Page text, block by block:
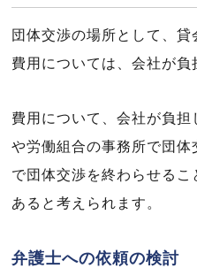
団体交渉の場所として、
費用については、会社が負
費用について、会社が負
や労働組合の事務所で団
で団体交渉を終わらせるこ
あると考えられます。
弁護士への依頼の検討